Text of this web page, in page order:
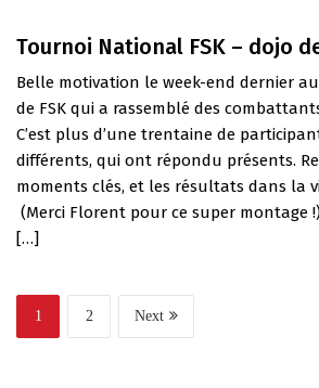
Tournoi National FSK – dojo
Belle motivation le week-end dernier
de FSK qui a rassemblé des
C’est plus d’une trentaine de
différents, qui ont répondu présents.
moments clés, et les résultats dans la
(Merci Florent pour ce super montage
[…]
1 2 Next